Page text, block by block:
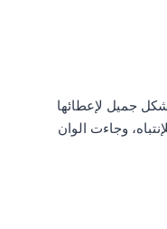
فل كامل بشكل جميل لإعطائها
وجاءت الوان